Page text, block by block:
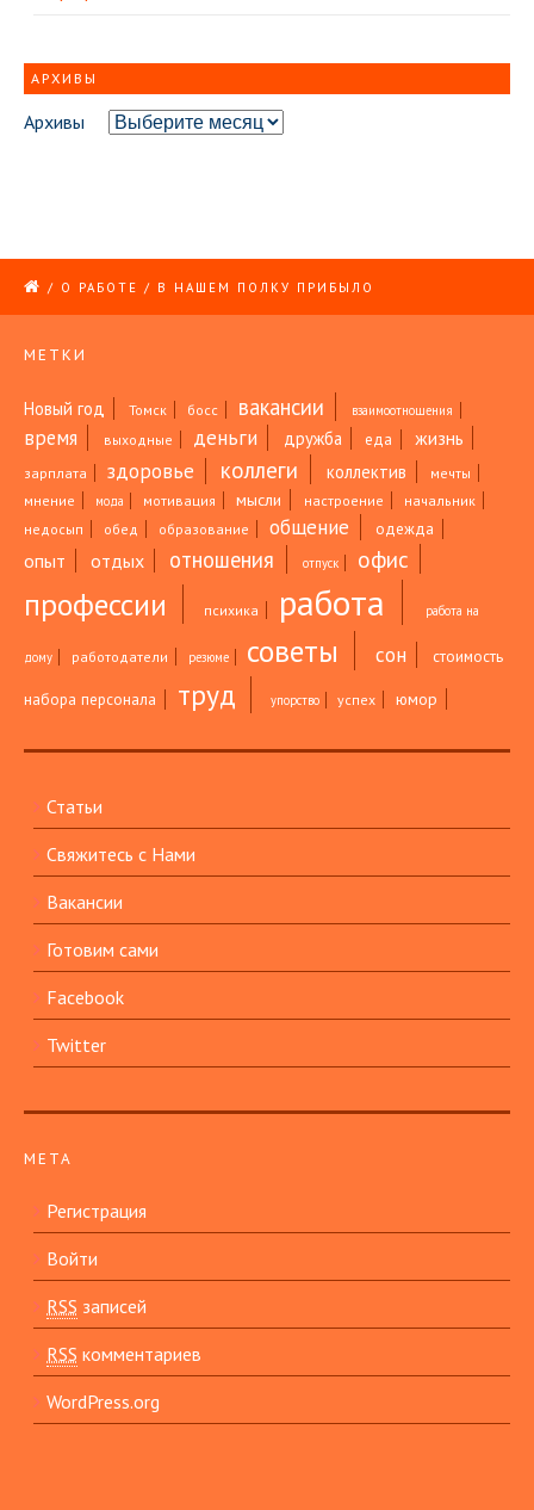
АРХИВЫ
Архивы
/ О РАБОТЕ / В НАШЕМ ПОЛКУ ПРИБЫЛО
МЕТКИ
Новый год Томск босс вакансии взаимоотношения
время выходные деньги дружба еда жизнь
зарплата здоровье коллеги коллектив
мечты
мнение
мода мотивация мысли настроение
начальник
недосып
обед образование общение одежда
опыт отдых отношения отпуск офис
профессии психика работа работа на
дому работодатели резюме советы сон стоимость
набора персонала труд упорство успех юмор
Статьи
Свяжитесь с Нами
Вакансии
Готовим сами
Facebook
Twitter
МЕТА
Регистрация
Войти
RSS записей
RSS комментариев
WordPress.org